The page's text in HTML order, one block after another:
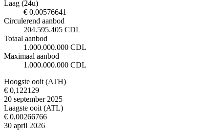
Laag (24u)
€ 0,00576641
Circulerend aanbod
204.595.405 CDL
Totaal aanbod
1.000.000.000 CDL
Maximaal aanbod
1.000.000.000 CDL
Hoogste ooit (ATH)
€ 0,122129
20 september 2025
Laagste ooit (ATL)
€ 0,00266766
30 april 2026